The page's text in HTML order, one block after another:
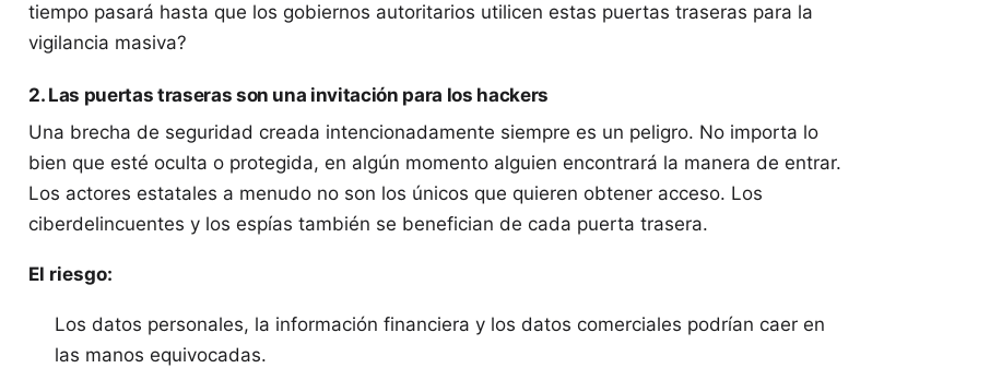
tiempo pasará hasta que los gobiernos autoritarios utilicen estas puertas traseras para la
vigilancia masiva?
2. Las puertas traseras son una invitación para los hackers
Una brecha de seguridad creada intencionadamente siempre es un peligro. No importa lo
bien que esté oculta o protegida, en algún momento alguien encontrará la manera de entrar.
Los actores estatales a menudo no son los únicos que quieren obtener acceso. Los
ciberdelincuentes y los espías también se benefician de cada puerta trasera.
El riesgo:
Los datos personales, la información financiera y los datos comerciales podrían caer en
las manos equivocadas.